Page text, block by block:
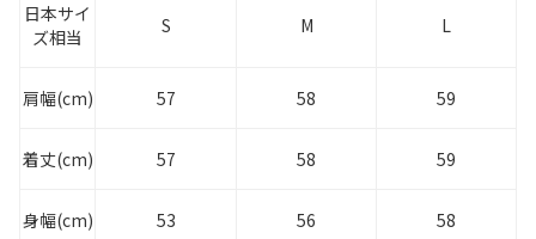
日本サイ
ズ相当
S M L
肩幅(cm) 57 58 59
着丈(cm) 57 58 59
身幅(cm) 53 56 58